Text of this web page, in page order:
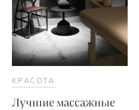
КРАСОТА
Лучшие массажные